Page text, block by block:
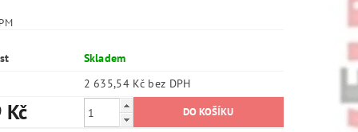
Skladem
2 635,54 Kč bez DPH